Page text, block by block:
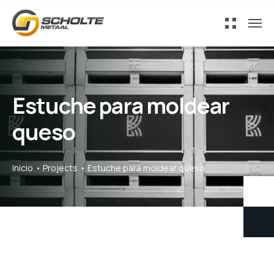
Estuche para moldear
queso
Inicio Projects Estuche para moldear queso